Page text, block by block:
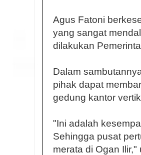
Agus Fatoni
yang sangat
dilakukan
Dalam
pihak dapat
gedung kantor
"Ini adalah
Sehingga pusat
merata di Ogan Ilir,"